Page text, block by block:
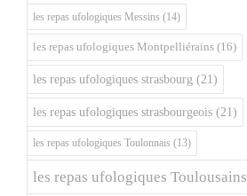
les repas ufologiques Messins (14)
les repas ufologiques Montpelliérains (16)
les repas ufologiques strasbourg (21)
les repas ufologiques strasbourgeois (21)
les repas ufologiques Toulonnais (13)
les repas ufologiques Toulousains